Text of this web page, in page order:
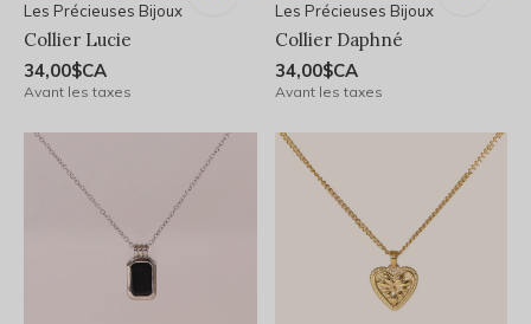
Les Précieuses Bijoux
Collier Lucie
34,00$CA
Avant les taxes
Les Précieuses Bijoux
Collier Daphné
34,00$CA
Avant les taxes